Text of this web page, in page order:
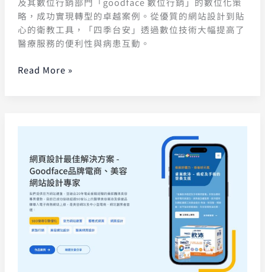
略，成功實現轉型的卓越案例。從優質的網站設計到貼
心的衛教工具，「四季台安」透過數位技術大幅提高了
醫療服務的便利性與病患互動。
Read More »